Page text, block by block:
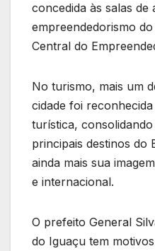
concedida às salas de
empreendedorismo
Central do
No turismo, mais um
cidade foi
turística,
principais destinos do
ainda mais sua
e internacional.
O prefeito General
do Iguaçu tem